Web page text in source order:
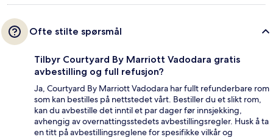
Ofte stilte spørsmål
Tilbyr Courtyard By Marriott Vadodara gratis
avbestilling og full refusjon?
Ja, Courtyard By Marriott Vadodara har fullt refunderbare rom
som kan bestilles på nettstedet vårt. Bestiller du et slikt rom,
kan du avbestille det inntil et par dager før innsjekking,
avhengig av overnattingsstedets avbestillingsregler. Husk å ta
en titt på avbestillingsreglene for spesifikke vilkår og